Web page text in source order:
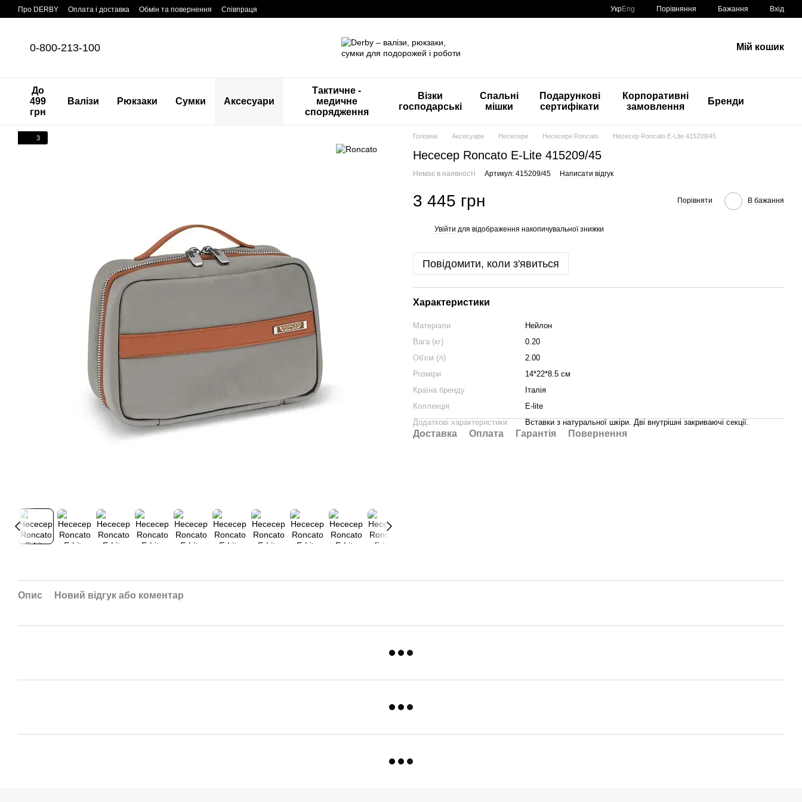
Перейти до основного контенту
Про DERBY Оплата і доставка Обмін та повернення Співпраця УкрEng Порівняння Бажання Вхід
0-800-213-100 Мій кошик
До
499
грн
Валізи Рюкзаки Сумки Аксесуари
Тактичне -
медичне
спорядження
Візки
господарські
Спальні
мішки
Подарункові
сертифікати
Корпоративні
замовлення
Бренди
3 Головна Аксесуари Несесери Несесери Roncato Несесер Roncato E-Lite 415209/45
Несесер Roncato E-Lite 415209/45
Немає в наявності Артикул: 415209/45 Написати відгук
3 445 грн Порівняти В бажання
Увійти для відображення накопичувальної знижки
Повідомити, коли з'явиться
Характеристики
Матеріали
Нейлон
Вага (кг)
0.20
Об'єм (л)
2.00
Розміри
14*22*8.5 см
Країна бренду
Італія
Коллекція
E-lite
Додаткові характеристики
Вставки з натуральної шкіри. Дві внутрішні закриваючі секції.
Доставка Оплата Гарантія Повернення
Опис Новий відгук або коментар